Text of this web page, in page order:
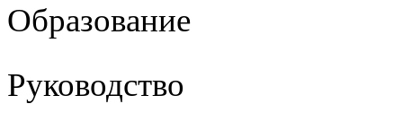
Образование
Руководство